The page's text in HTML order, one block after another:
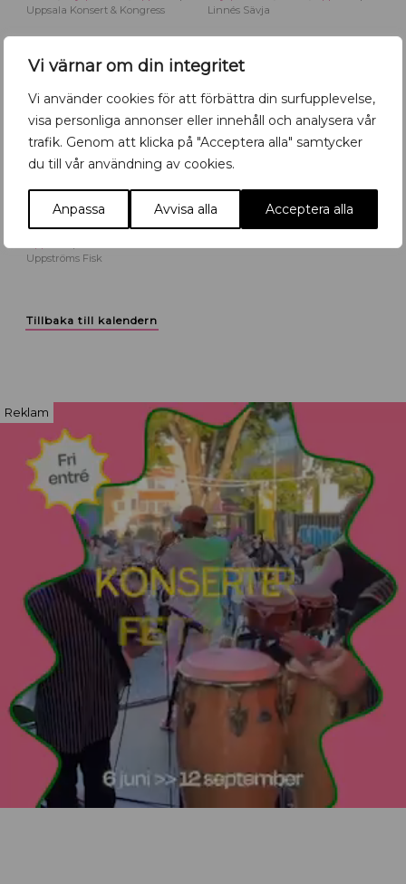
Vi värnar om din integritet
Vi använder cookies för att förbättra din surfupplevelse,
visa personliga annonser eller innehåll och analysera vår
trafik. Genom att klicka på "Acceptera alla" samtycker
du till vår användning av cookies.
Anpassa Avvisa alla Acceptera alla
Uppsala Konsert & Kongress
Linnés Sävja
8 AUG
Räkor & Vin på Uppströms Fisk
Höjdpunkter,Mat & dryck,
Uppströms Fisk
8 AUG
Lasse Holm
Höjdpunkter,Musik,Uppsala
Tillbaka till kalendern
Reklam